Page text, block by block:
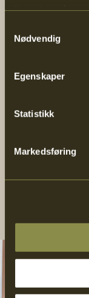
Nødvendig
Egenskaper
Statistikk
Markedsføring